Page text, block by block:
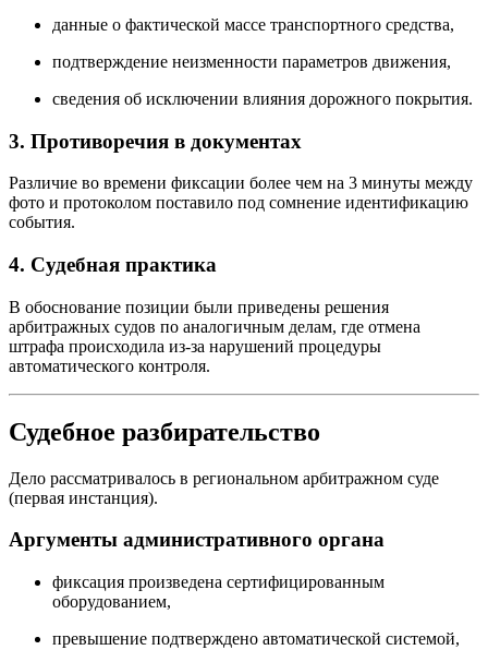
данные о фактической массе транспортного средства,
подтверждение неизменности параметров движения,
сведения об исключении влияния дорожного покрытия.
3. Противоречия в документах
Различие во времени фиксации более чем на 3 минуты между
фото и протоколом поставило под сомнение идентификацию
события.
4. Судебная практика
В обоснование позиции были приведены решения
арбитражных судов по аналогичным делам, где отмена
штрафа происходила из-за нарушений процедуры
автоматического контроля.
Судебное разбирательство
Дело рассматривалось в региональном арбитражном суде
(первая инстанция).
Аргументы административного органа
фиксация произведена сертифицированным
оборудованием,
превышение подтверждено автоматической системой,